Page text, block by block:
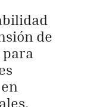
de
para